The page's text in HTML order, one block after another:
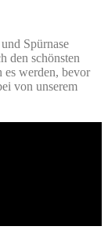
Spürnase
den schönsten
es werden, bevor
von unserem